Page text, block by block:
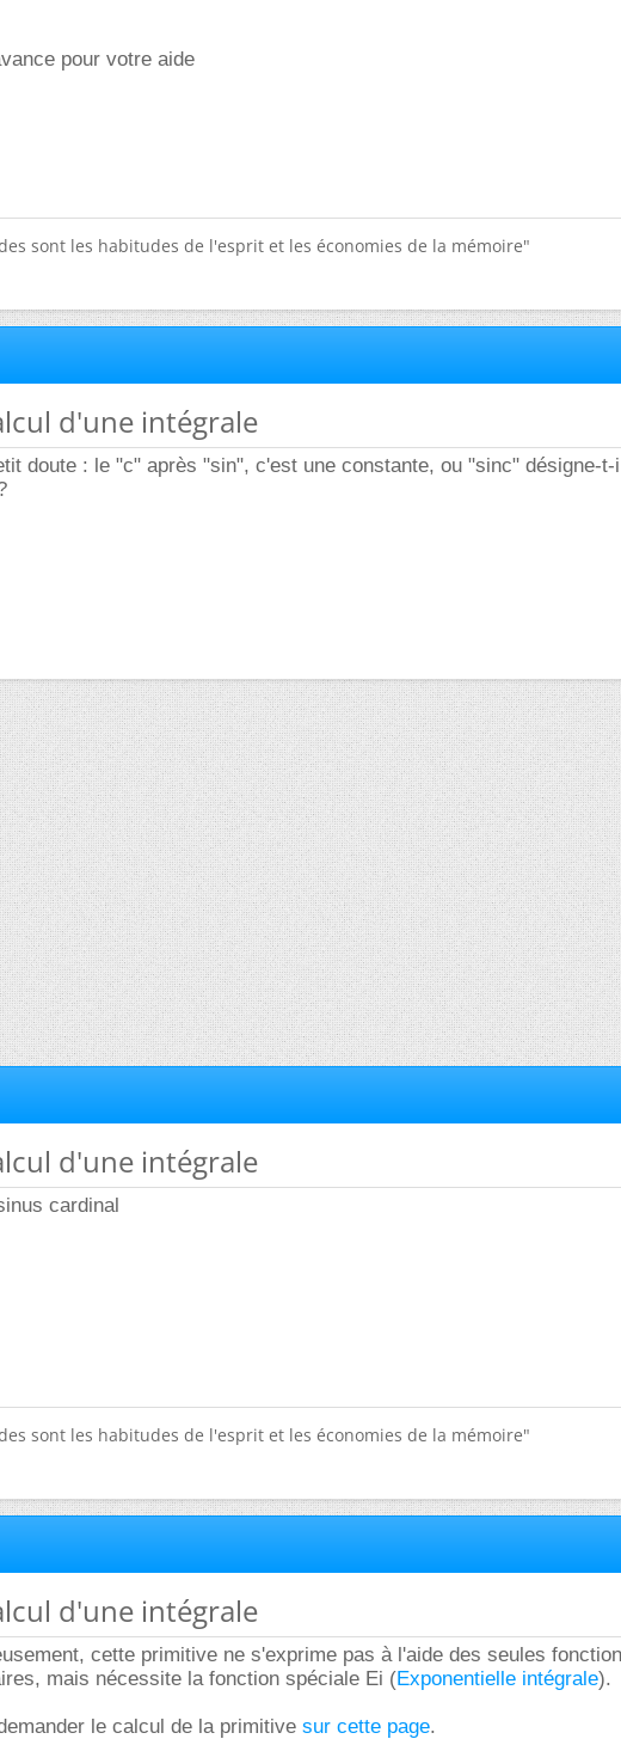
pour votre aide
sont les habitudes de l'esprit et les économies de la mémoire"
d'une intégrale
doute : le "c" après "sin", c'est une constante, ou "sinc" désigne-
d'une intégrale
cardinal
sont les habitudes de l'esprit et les économies de la mémoire"
d'une intégrale
cette primitive ne s'exprime pas à l'aide des seules
mais nécessite la fonction spéciale Ei (Exponentielle intégrale).
le calcul de la primitive sur cette page.